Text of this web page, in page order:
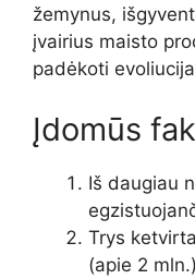
žemynus,
įvairius maisto
padėkoti
Įdomūs
Iš daugiau
Trys
(apie 2